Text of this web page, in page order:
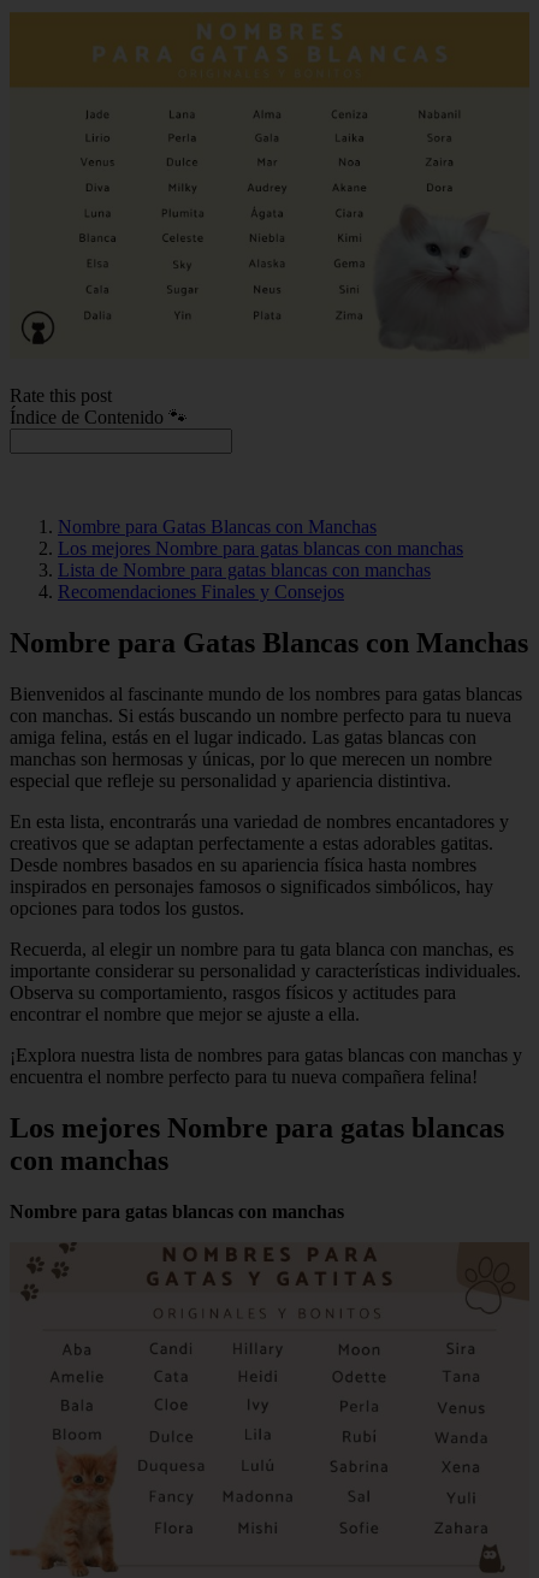
Rate this post
Índice de Contenido 🐾
Nombre para Gatas Blancas con Manchas
Los mejores Nombre para gatas blancas con manchas
Lista de Nombre para gatas blancas con manchas
Recomendaciones Finales y Consejos
Nombre para Gatas Blancas con Manchas
Bienvenidos al fascinante mundo de los nombres para gatas blancas
con manchas. Si estás buscando un nombre perfecto para tu nueva
amiga felina, estás en el lugar indicado. Las gatas blancas con
manchas son hermosas y únicas, por lo que merecen un nombre
especial que refleje su personalidad y apariencia distintiva.
En esta lista, encontrarás una variedad de nombres encantadores y
creativos que se adaptan perfectamente a estas adorables gatitas.
Desde nombres basados en su apariencia física hasta nombres
inspirados en personajes famosos o significados simbólicos, hay
opciones para todos los gustos.
Recuerda, al elegir un nombre para tu gata blanca con manchas, es
importante considerar su personalidad y características individuales.
Observa su comportamiento, rasgos físicos y actitudes para
encontrar el nombre que mejor se ajuste a ella.
¡Explora nuestra lista de nombres para gatas blancas con manchas y
encuentra el nombre perfecto para tu nueva compañera felina!
Los mejores Nombre para gatas blancas
con manchas
Nombre para gatas blancas con manchas